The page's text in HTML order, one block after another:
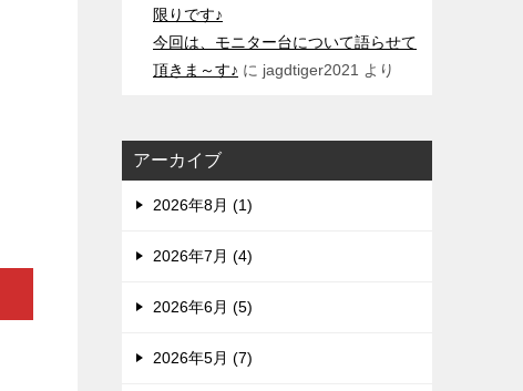
限りです♪
今回は、モニター台について語らせて
頂きま～す♪ に jagdtiger2021 より
アーカイブ
2026年8月 (1)
2026年7月 (4)
2026年6月 (5)
2026年5月 (7)